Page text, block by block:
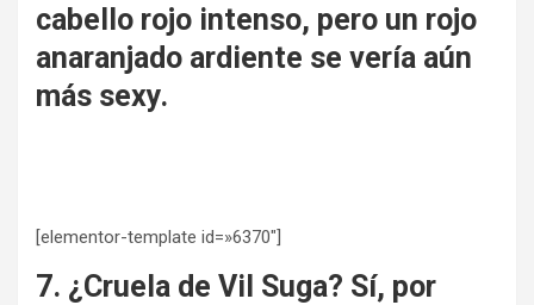
cabello rojo intenso, pero un rojo
anaranjado ardiente se vería aún
más sexy.
[elementor-template id=»6370″]
7. ¿Cruela de Vil Suga? Sí, por